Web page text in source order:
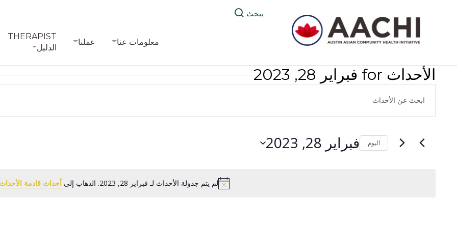
يبحث
معلومات عنا عملنا
THERAPIST
الدليل
الأحداث for فبراير 28, 2023
Notice لم يتم جدولة الأحداث لـ فبراير 28, 2023. الذهاب إلى أحداث قادمة الأحداث
بحث
الأحداث
المشاهدات
أدخل
ابحث
عن
اليوم فبراير 28, 2023